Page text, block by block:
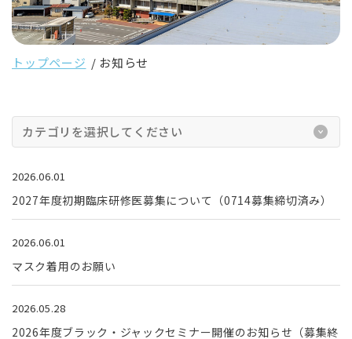
トップページ お知らせ
カテゴリを選択してください
2026.06.01
2027年度初期臨床研修医募集について（0714募集締切済み）
2026.06.01
マスク着用のお願い
2026.05.28
2026年度ブラック・ジャックセミナー開催のお知らせ（募集終